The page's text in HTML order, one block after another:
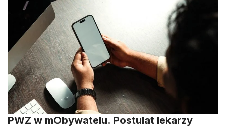
PWZ w mObywatelu. Postulat lekarzy